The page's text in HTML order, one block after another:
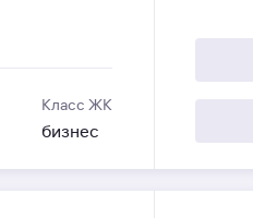
Класс ЖК
бизнес